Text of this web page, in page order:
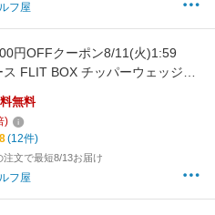
フ屋
円OFFクーポン8/11(火)1:59
FLIT BOX チッパーウェッジ
女性用 右利き 左利き バンカー ア
ドウェッチ カーボンシャフト ：
フ屋】※
無料
)
(12件)
注文で最短8/13お届け
フ屋